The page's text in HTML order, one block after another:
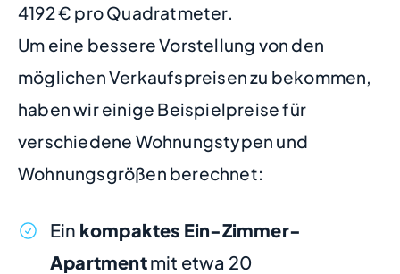
4192 € pro Quadratmeter.
Um eine bessere Vorstellung von den
möglichen Verkaufspreisen zu bekommen,
haben wir einige Beispielpreise für
verschiedene Wohnungstypen und
Wohnungsgrößen berechnet:
Ein kompaktes Ein-Zimmer-
Apartmentmit etwa 20